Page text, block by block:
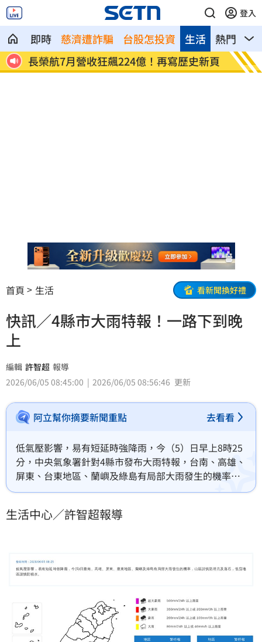
登入
即時 慈濟遭詐騙 台股怎投資 熱門 影
生活
口
長榮航7月營收狂飆224億！再寫歷史新頁
台鋼
相
首頁 生活 看新聞換好禮
快訊／4縣市大雨特報！一路下到晚
上
編輯 許智超 報導
2026/06/05 08:45:00
2026/06/05 08:56:46 更新
阿立幫你摘要新聞重點 去看看
低氣壓影響，易有短延時強降雨，今（5）日早上8時25
分，中央氣象署針對4縣市發布大雨特報，台南、高雄、
屏東、台東地區、蘭嶼及綠島有局部大雨發生的機率，
山區請慎防坍方及落石，低窪地區請慎防積水。
生活中心／許智超報導